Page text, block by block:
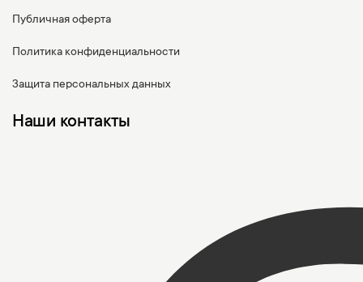
Публичная оферта
Политика конфиденциальности
Защита персональных данных
Наши контакты